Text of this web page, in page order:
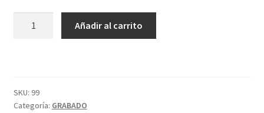
Añadir al carrito
SKU: 99
Categoría: GRABADO